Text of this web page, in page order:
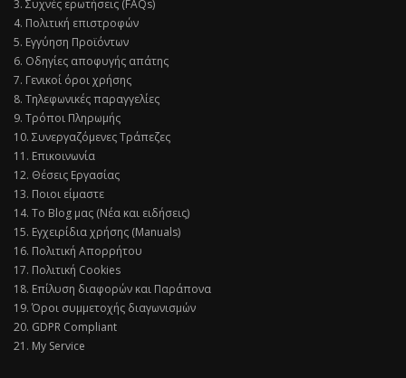
3. Συχνές ερωτήσεις (FAQs)
4. Πολιτική επιστροφών
5. Εγγύηση Προϊόντων
6. Οδηγίες αποφυγής απάτης
7. Γενικοί όροι χρήσης
8. Τηλεφωνικές παραγγελίες
9. Τρόποι Πληρωμής
10. Συνεργαζόμενες Τράπεζες
11. Επικοινωνία
12. Θέσεις Εργασίας
13. Ποιοι είμαστε
14. Το Blog μας (Νέα και ειδήσεις)
15. Εγχειρίδια χρήσης (Manuals)
16. Πολιτική Απορρήτου
17. Πολιτική Cookies
18. Επίλυση διαφορών και Παράπονα
19. Όροι συμμετοχής διαγωνισμών
20. GDPR Compliant
21. My Service